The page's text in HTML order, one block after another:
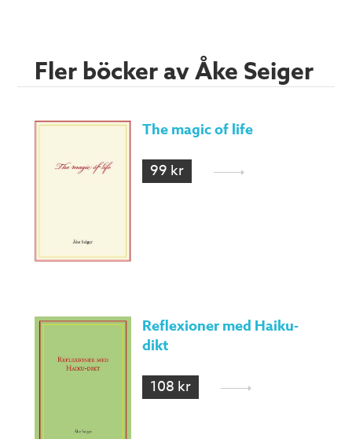
Fler böcker av Åke Seiger
The magic of life
99 kr
Reflexioner med Haiku-
dikt
108 kr